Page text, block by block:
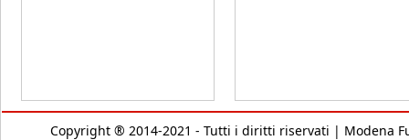
Copyright ® 2014-2021 - Tutti i diritti riservati | Modena